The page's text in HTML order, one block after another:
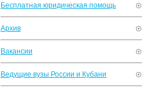
Бесплатная юридическая помощь
Архив
Вакансии
Ведущие вузы России и Кубани